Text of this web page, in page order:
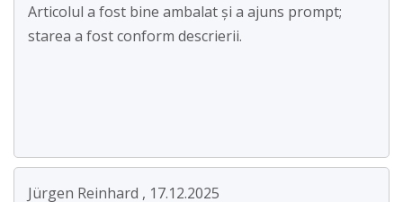
Articolul a fost bine ambalat și a ajuns prompt;
starea a fost conform descrierii.
Jürgen Reinhard , 17.12.2025